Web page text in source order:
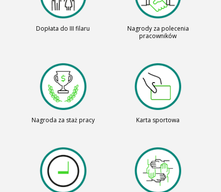
Dopłata do III filaru
Nagrody za polecenia
pracowników
Nagroda za staż pracy Karta sportowa